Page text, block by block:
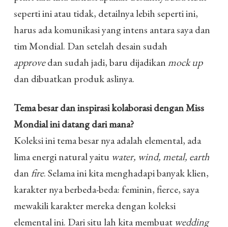
seperti ini atau tidak, detailnya lebih seperti ini,
harus ada komunikasi yang intens antara saya dan
tim Mondial. Dan setelah desain sudah
approvedan sudah jadi, baru dijadikanmock up
dan dibuatkan produk aslinya.
Tema besar dan inspirasi kolaborasi dengan Miss
Mondial ini datang dari mana?
Koleksi ini tema besar nya adalah elemental, ada
lima energi natural yaitu water, wind, metal, earth
danfire. Selama ini kita menghadapi banyak klien,
karakter nya berbeda-beda: feminin, fierce, saya
mewakili karakter mereka dengan koleksi
elemental ini. Dari situ lah kita membuat wedding